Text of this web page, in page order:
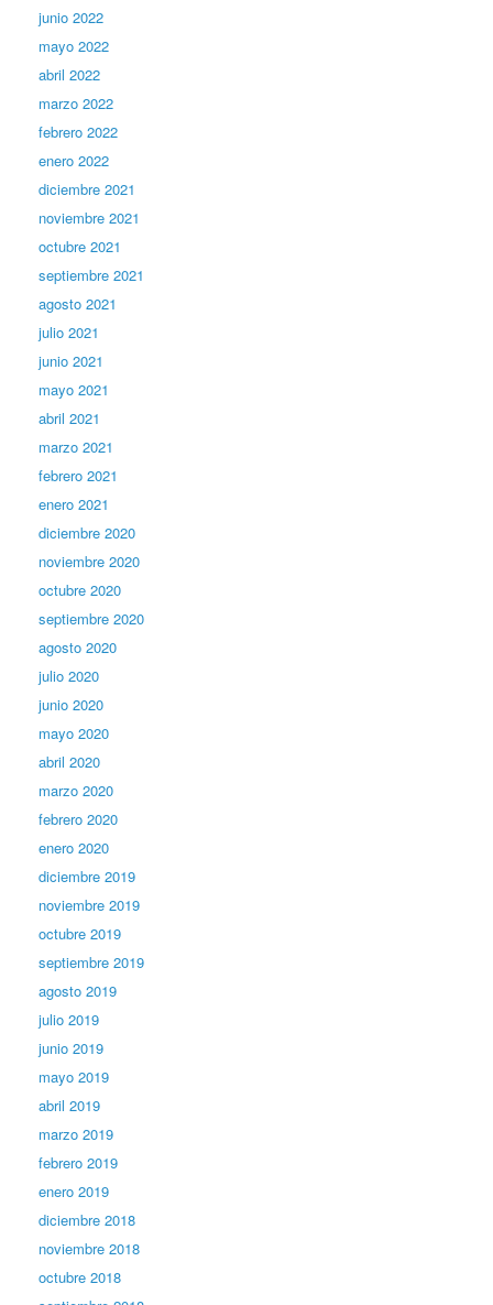
junio 2022
mayo 2022
abril 2022
marzo 2022
febrero 2022
enero 2022
diciembre 2021
noviembre 2021
octubre 2021
septiembre 2021
agosto 2021
julio 2021
junio 2021
mayo 2021
abril 2021
marzo 2021
febrero 2021
enero 2021
diciembre 2020
noviembre 2020
octubre 2020
septiembre 2020
agosto 2020
julio 2020
junio 2020
mayo 2020
abril 2020
marzo 2020
febrero 2020
enero 2020
diciembre 2019
noviembre 2019
octubre 2019
septiembre 2019
agosto 2019
julio 2019
junio 2019
mayo 2019
abril 2019
marzo 2019
febrero 2019
enero 2019
diciembre 2018
noviembre 2018
octubre 2018